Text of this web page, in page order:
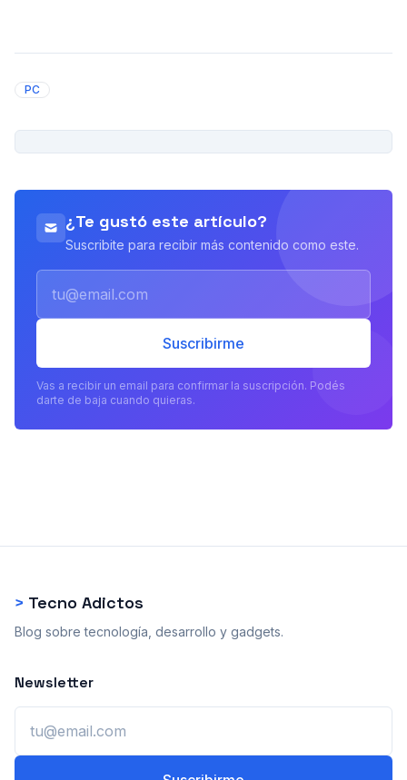
PC
¿Te gustó este artículo?
Suscribite para recibir más contenido como este.
Suscribirme
Vas a recibir un email para confirmar la suscripción. Podés
darte de baja cuando quieras.
> Tecno Adictos
Blog sobre tecnología, desarrollo y gadgets.
Newsletter